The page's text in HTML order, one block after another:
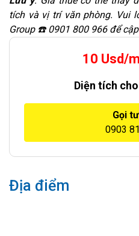
tích và vị trí văn phòng. Vui
Group ☎️ 0901 800 966 để
10 Usd/
Diện tích
Gọi
0903
Địa điểm